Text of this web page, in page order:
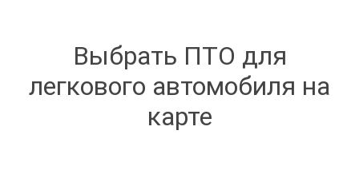
Выбрать ПТО для
легкового автомобиля на
карте